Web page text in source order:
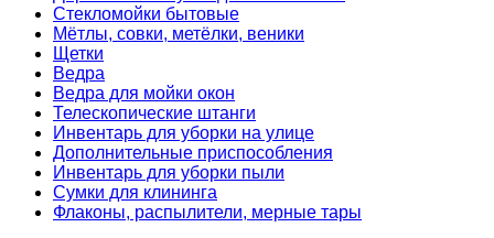
Стекломойки бытовые
Мётлы, совки, метёлки, веники
Щетки
Ведра
Ведра для мойки окон
Телескопические штанги
Инвентарь для уборки на улице
Дополнительные приспособления
Инвентарь для уборки пыли
Сумки для клининга
Флаконы, распылители, мерные тары